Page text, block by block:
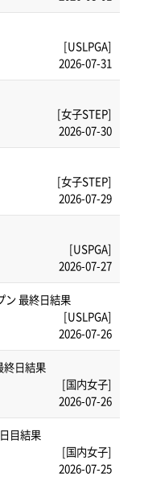
[USLPGA]
2026-07-31
[女子STEP]
2026-07-30
[女子STEP]
2026-07-29
[USPGA]
2026-07-27
ン 最終日結果
[USLPGA]
2026-07-26
日結果
[国内女子]
2026-07-26
目結果
[国内女子]
2026-07-25